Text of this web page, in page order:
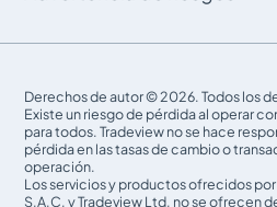
Derechos de autor © 2026. Todos los
Existe un riesgo de pérdida al operar
para todos. Tradeview no se hace
pérdida en las tasas de cambio o
operación.
Los servicios y productos ofrecidos
S.A.C. y Tradeview Ltd. no se ofrecen